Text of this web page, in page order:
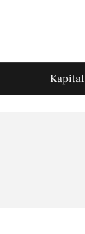
Kapital